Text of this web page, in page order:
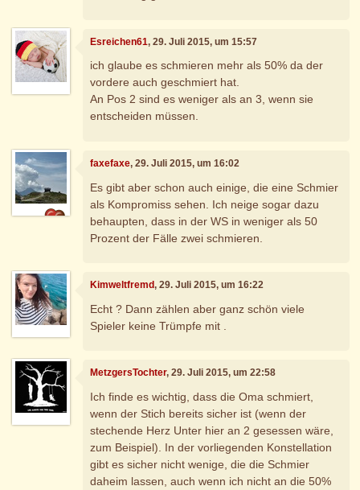
Esreichen61, 29. Juli 2015, um 15:57
ich glaube es schmieren mehr als 50% da der
vordere auch geschmiert hat.
An Pos 2 sind es weniger als an 3, wenn sie
entscheiden müssen.
faxefaxe, 29. Juli 2015, um 16:02
Es gibt aber schon auch einige, die eine Schmier
als Kompromiss sehen. Ich neige sogar dazu
behaupten, dass in der WS in weniger als 50
Prozent der Fälle zwei schmieren.
Kimweltfremd, 29. Juli 2015, um 16:22
Echt ? Dann zählen aber ganz schön viele
Spieler keine Trümpfe mit .
MetzgersTochter, 29. Juli 2015, um 22:58
Ich finde es wichtig, dass die Oma schmiert,
wenn der Stich bereits sicher ist (wenn der
stechende Herz Unter hier an 2 gesessen wäre,
zum Beispiel). In der vorliegenden Konstellation
gibt es sicher nicht wenige, die die Schmier
daheim lassen, auch wenn ich nicht an die 50%